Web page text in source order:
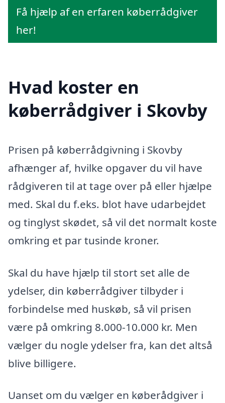
Få hjælp af en erfaren køberrådgiver
her!
Hvad koster en
køberrådgiver i Skovby
Prisen på køberrådgivning i Skovby
afhænger af, hvilke opgaver du vil have
rådgiveren til at tage over på eller hjælpe
med. Skal du f.eks. blot have udarbejdet
og tinglyst skødet, så vil det normalt koste
omkring et par tusinde kroner.
Skal du have hjælp til stort set alle de
ydelser, din køberrådgiver tilbyder i
forbindelse med huskøb, så vil prisen
være på omkring 8.000-10.000 kr. Men
vælger du nogle ydelser fra, kan det altså
blive billigere.
Uanset om du vælger en køberådgiver i